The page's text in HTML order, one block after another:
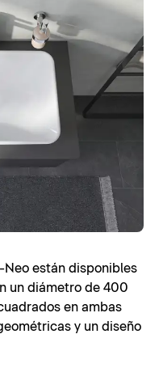
Neo están disponibles
un diámetro de 400
en ambas
y un diseño